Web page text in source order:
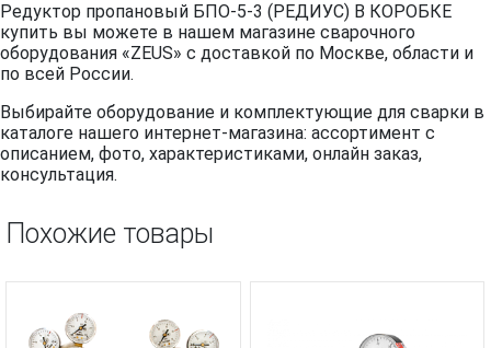
Редуктор пропановый БПО-5-3 (РЕДИУС) В КОРОБКЕ
купить вы можете в нашем магазине сварочного
оборудования «ZEUS» с доставкой по Москве, области и
по всей России.
Выбирайте оборудование и комплектующие для сварки в
каталоге нашего интернет-магазина: ассортимент с
описанием, фото, характеристиками, онлайн заказ,
консультация.
Похожие товары